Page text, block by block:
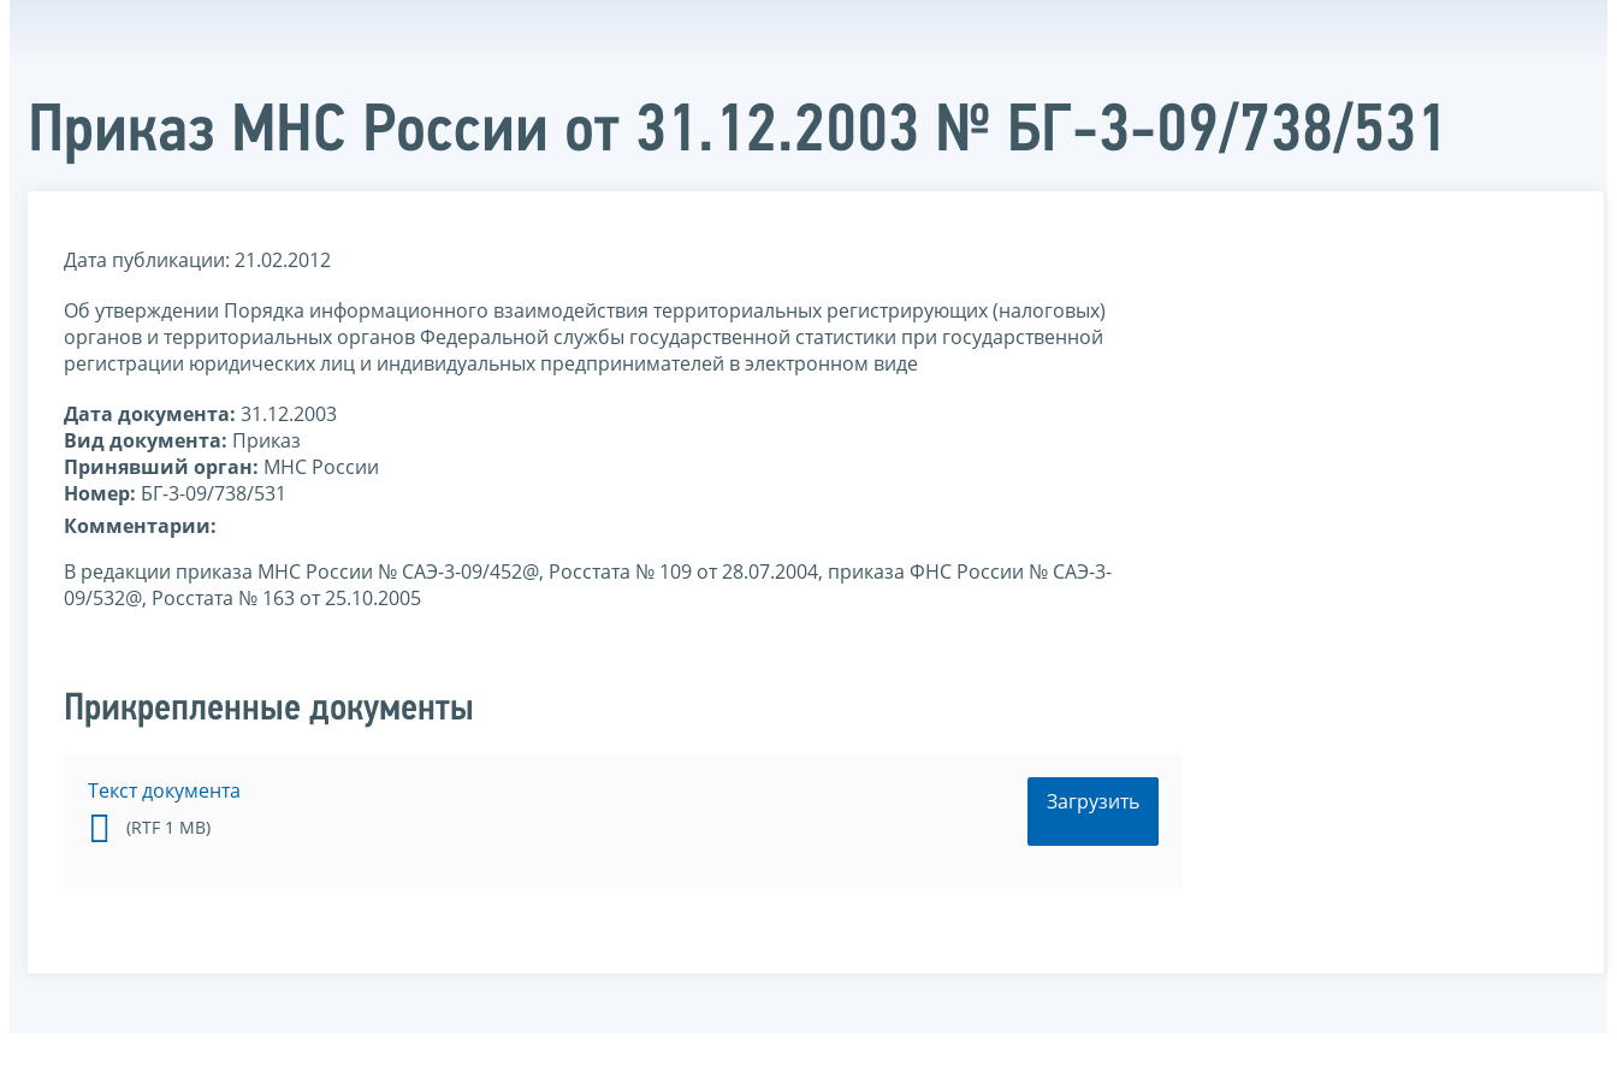
Приказ МНС России от 31.12.2003 № БГ-3-09/738/531
Дата публикации: 21.02.2012
Об утверждении Порядка информационного взаимодействия территориальных регистрирующих (налоговых)
органов и территориальных органов Федеральной службы государственной статистики при государственной
регистрации юридических лиц и индивидуальных предпринимателей в электронном виде
Дата документа: 31.12.2003
Вид документа: Приказ
Принявший орган: МНС России
Номер: БГ-3-09/738/531
Комментарии:
В редакции приказа МНС России № САЭ-3-09/452@, Росстата № 109 от 28.07.2004, приказа ФНС России № САЭ-3-
09/532@, Росстата № 163 от 25.10.2005
Прикрепленные документы
Текст документа
(RTF 1 MB)
Загрузить